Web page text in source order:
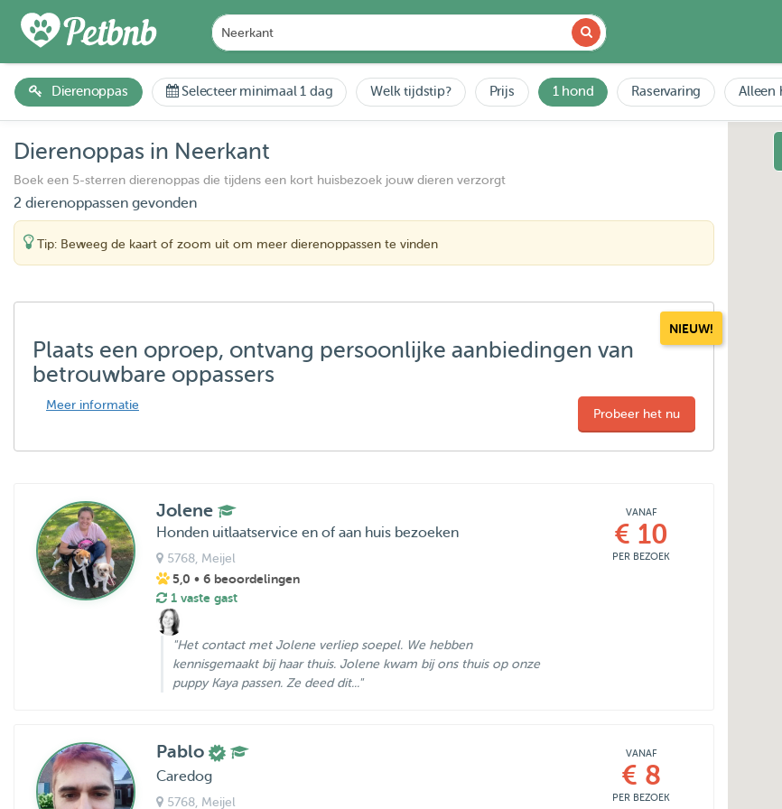
Dierenoppas Selecteer minimaal 1 dag Welk tijdstip? Prijs 1 hond Raservaring Alleen
Dierenoppas in Neerkant
Boek een 5-sterren dierenoppas die tijdens een kort huisbezoek jouw dieren verzorgt
2 dierenoppassen gevonden
Tip: Beweeg de kaart of zoom uit om meer dierenoppassen te vinden
NIEUW!
Plaats een oproep, ontvang persoonlijke aanbiedingen van
betrouwbare oppassers
Meer informatie
Probeer het nu
Jolene
Honden uitlaatservice en of aan huis bezoeken
5768, Meijel
5,0 • 6 beoordelingen
1 vaste gast
"Het contact met Jolene verliep soepel. We hebben
kennisgemaakt bij haar thuis. Jolene kwam bij ons thuis op onze
puppy Kaya passen. Ze deed dit..."
VANAF
€ 10
PER BEZOEK
Pablo
Caredog
5768, Meijel
VANAF
€ 8
PER BEZOEK